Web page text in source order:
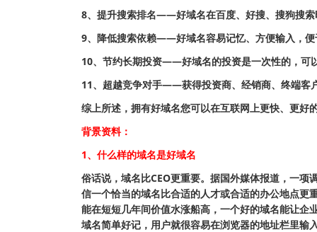
8、提升搜索排名——好域名在百度、好搜、搜狗搜
9、降低搜索依赖——好域名容易记忆、方便输入，便
10、节约长期投资——好域名的投资是一次性的，可
11、超越竞争对手——获得投资商、经销商、终端客
综上所述，拥有好域名您可以在互联网上更快、更好
背景资料：
1、什么样的域名是好域名
俗话说，域名比CEO更重要。据国外媒体报道，一
信一个恰当的域名比合适的人才或合适的办公地点
能在短短几年间价值水涨船高，一个好的域名能让企
域名简单好记，用户就很容易在浏览器的地址栏里输